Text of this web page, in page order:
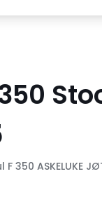
350 ASKELUKE